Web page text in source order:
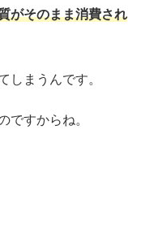
がそのまま消費され
しまうんです。
ですからね。